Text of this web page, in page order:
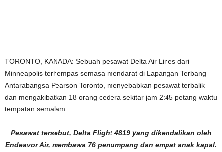
TORONTO, KANADA: Sebuah pesawat Delta Air Lines dari
Minneapolis terhempas semasa mendarat di Lapangan Terbang
Antarabangsa Pearson Toronto, menyebabkan pesawat terbalik
dan mengakibatkan 18 orang cedera sekitar jam 2:45 petang waktu
tempatan semalam.
Pesawat tersebut, Delta Flight 4819 yang dikendalikan oleh
Endeavor Air, membawa 76 penumpang dan empat anak kapal.